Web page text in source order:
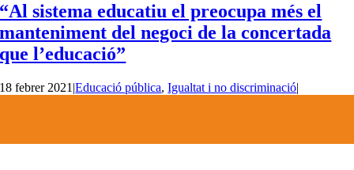
“Al sistema educatiu el preocupa més el
manteniment del negoci de la concertada
que l’educació”
18 febrer 2021 |Educació pública,Igualtat i no discriminació|